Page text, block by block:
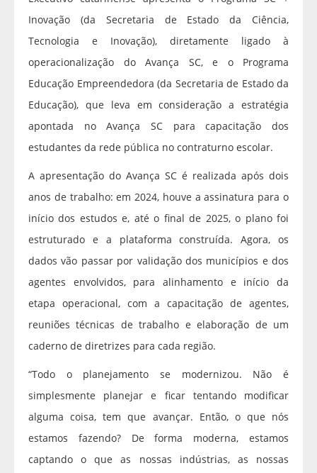
Inovação (da Secretaria de Estado da Ciência,
Tecnologia e Inovação), diretamente ligado à
operacionalização do Avança SC, e o Programa
Educação Empreendedora (da Secretaria de Estado da
Educação), que leva em consideração a estratégia
apontada no Avança SC para capacitação dos
estudantes da rede pública no contraturno escolar.
A apresentação do Avança SC é realizada após dois
anos de trabalho: em 2024, houve a assinatura para o
início dos estudos e, até o final de 2025, o plano foi
estruturado e a plataforma construída. Agora, os
dados vão passar por validação dos municípios e dos
agentes envolvidos, para alinhamento e início da
etapa operacional, com a capacitação de agentes,
reuniões técnicas de trabalho e elaboração de um
caderno de diretrizes para cada região.
“Todo o planejamento se modernizou. Não é
simplesmente planejar e ficar tentando modificar
alguma coisa, tem que avançar. Então, o que nós
estamos fazendo? De forma moderna, estamos
captando o que as nossas indústrias, as nossas